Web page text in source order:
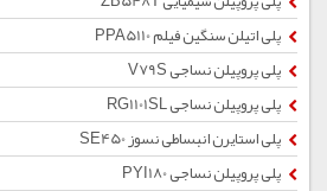
پلی اتیلن سنگین فیلم PPA5110
پلی پروپیلن نساجی V79S
پلی پروپیلن نساجی RG1101SL
پلی استایرن انبساطی نسوز SE450
پلی پروپیلن نساجی PYI180